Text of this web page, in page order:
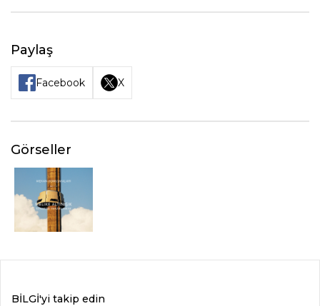
Paylaş
Facebook X
Görseller
BİLGİ'yi takip edin